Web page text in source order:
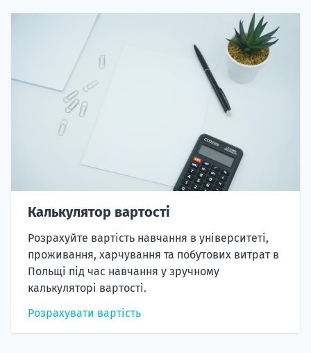
Калькулятор вартості
Розрахуйте вартість навчання в університеті,
проживання, харчування та побутових витрат в
Польщі під час навчання у зручному
калькуляторі вартості.
Розрахувати вартість